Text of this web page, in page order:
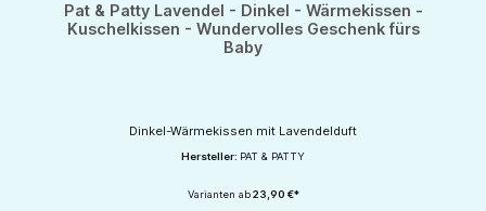
Pat & Patty Lavendel - Dinkel - Wärmekissen -
Kuschelkissen - Wundervolles Geschenk fürs
Baby
Dinkel-Wärmekissen mit Lavendelduft
Hersteller: PAT & PATTY
Varianten ab23,90 €*